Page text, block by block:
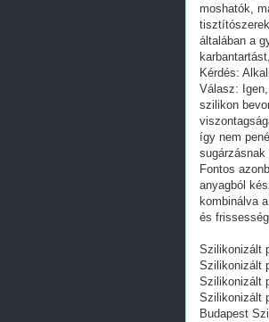
moshatók,
általában a
Kérdés:
Válasz:
szilikon
így nem
Fontos
anyagból
kombinálva
és
Szilikonizált
Szilikonizált
Szilikonizált
Szilikonizált
Budapest